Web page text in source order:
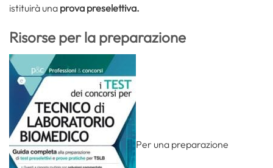
istituirà una prova preselettiva.
Risorse per la preparazione
Per una preparazione